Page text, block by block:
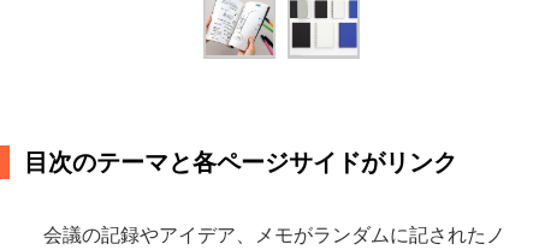
目次のテーマと各ページサイドがリンク
会議の記録やアイデア、メモがランダムに記されたノ